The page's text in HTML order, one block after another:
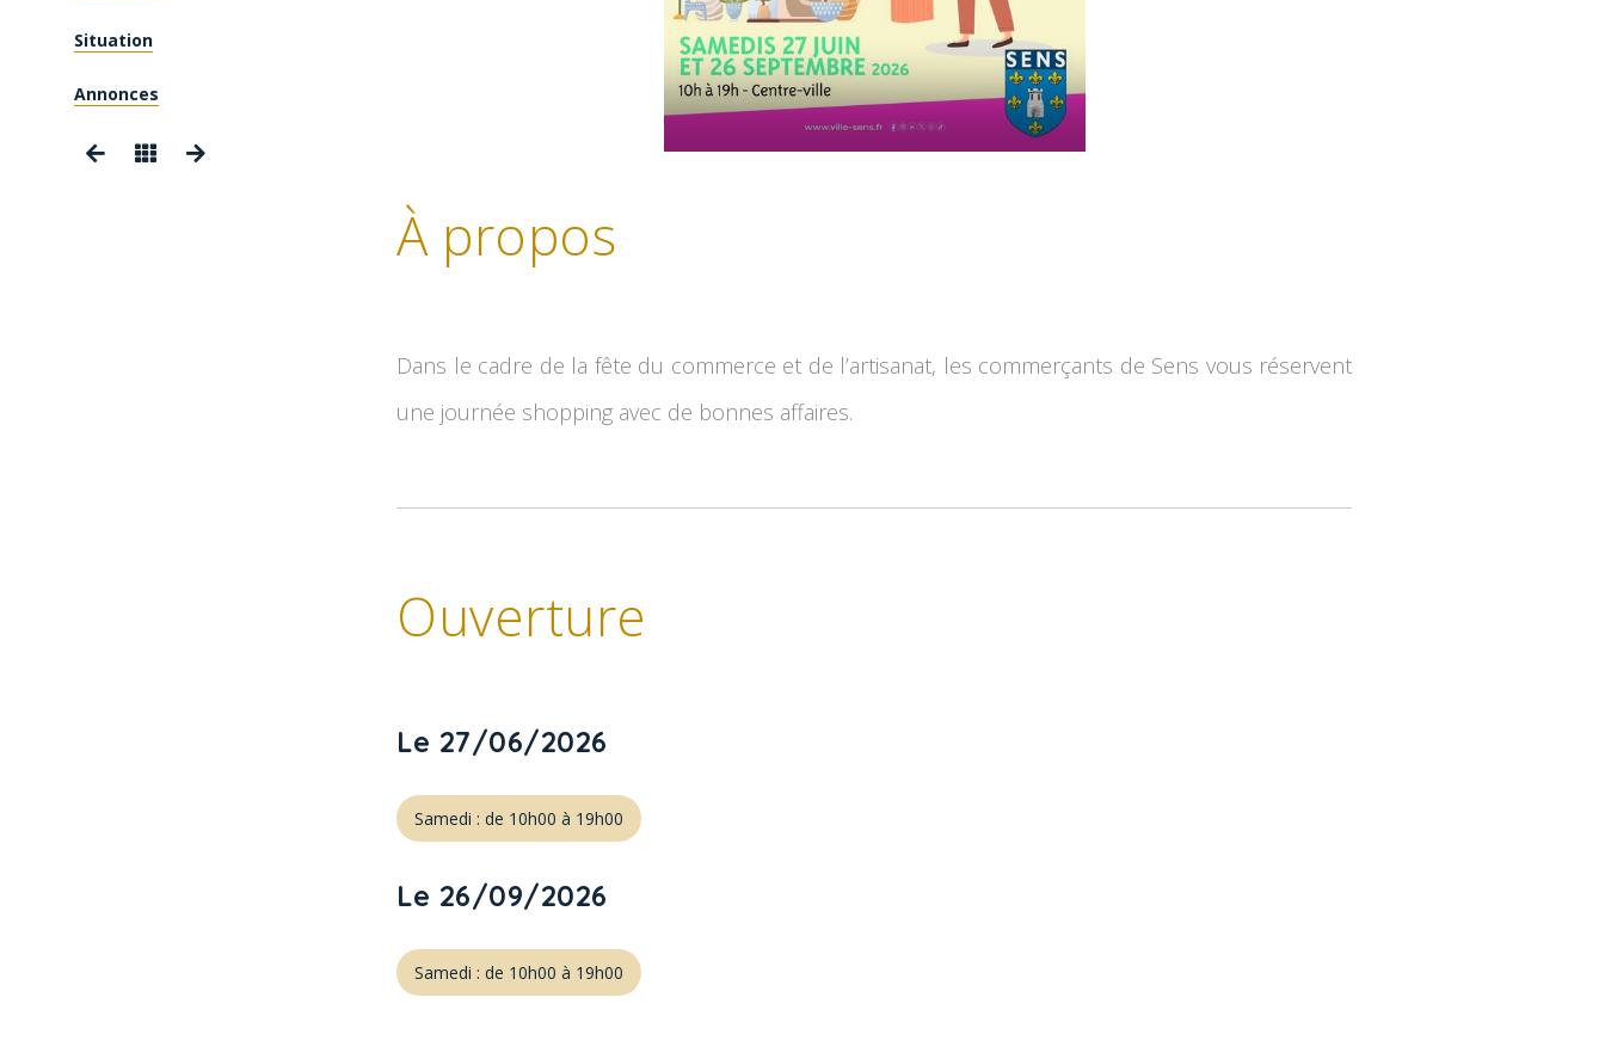
Situation
Annonces
À propos
Dans le cadre de la fête du commerce et de l’artisanat, les commerçants de Sens vous réservent
une journée shopping avec de bonnes affaires.
Ouverture
Le 27/06/2026
Samedi : de 10h00 à 19h00
Le 26/09/2026
Samedi : de 10h00 à 19h00